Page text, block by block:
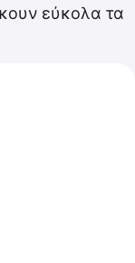
εύκολα τα